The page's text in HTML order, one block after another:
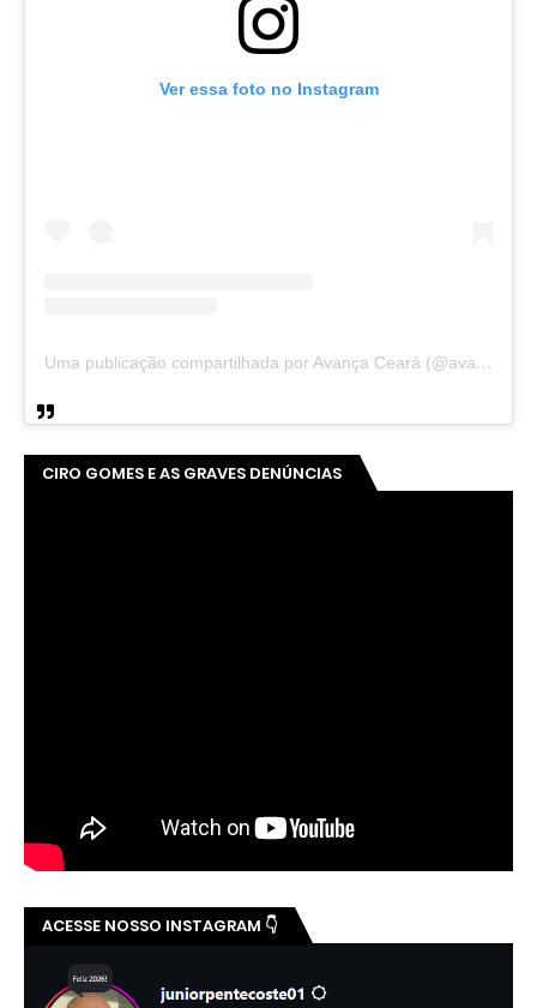
Ver essa foto no Instagram
Uma publicação compartilhada por Avança Ceará (@avancaceara)
CIRO GOMES E AS GRAVES DENÚNCIAS
ACESSE NOSSO INSTAGRAM 👇